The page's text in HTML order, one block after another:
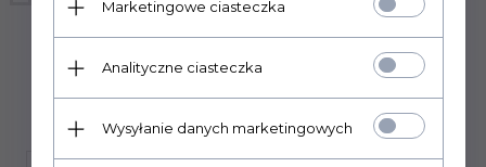
Sexual Health Series
Marketingowe ciasteczka
Analityczne ciasteczka
Wysyłanie danych marketingowych